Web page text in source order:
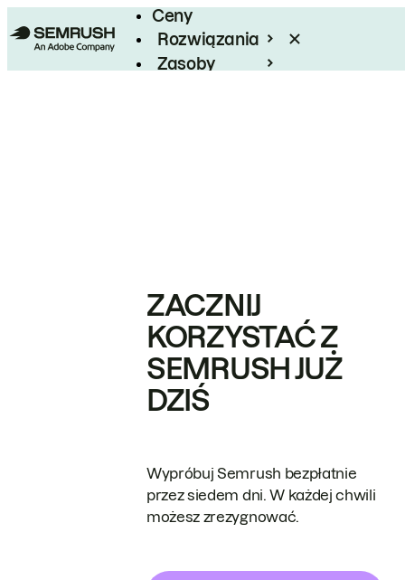
Ceny
Rozwiązania
Zasoby
ZACZNIJ
KORZYSTAĆ Z
SEMRUSH JUŻ
DZIŚ
Wypróbuj Semrush bezpłatnie
przez siedem dni. W każdej chwili
możesz zrezygnować.